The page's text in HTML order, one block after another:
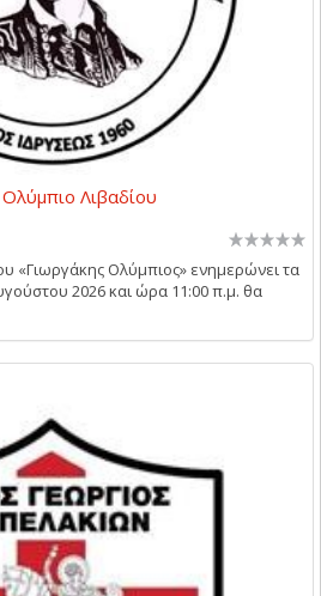
Λιβαδίου
«Γιωργάκης Ολύμπιος» ενημερώνει τα
2026 και ώρα 11:00 π.μ. θα